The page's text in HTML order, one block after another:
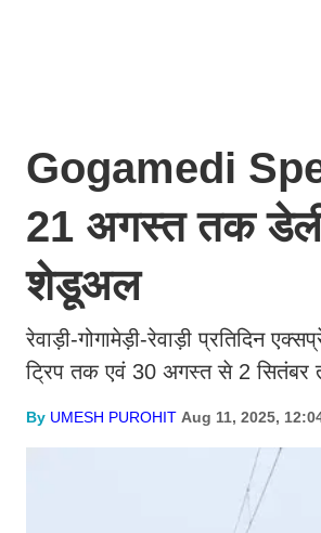
Gogamedi
21 अगस्त तक
शेडूअल
रेवाड़ी-गोगामेड़ी-रेवाड़ी प्रतिदिन
ट्रिप तक एवं 30 अगस्त से 2 सितंबर
By UMESH PUROHIT Aug 11, 2025,